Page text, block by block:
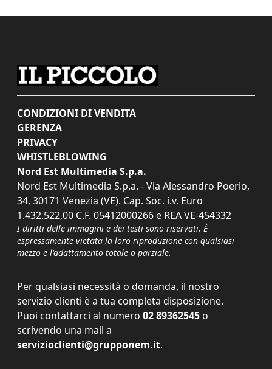
CONDIZIONI DI VENDITA
GERENZA
PRIVACY
WHISTLEBLOWING
Nord Est Multimedia S.p.a.
Nord Est Multimedia S.p.a. - Via Alessandro Poerio,
34, 30171 Venezia (VE). Cap. Soc. i.v. Euro
1.432.522,00 C.F. 05412000266 e REA VE-454332
I diritti delle immagini e dei testi sono riservati. È
espressamente vietata la loro riproduzione con qualsiasi
mezzo e l'adattamento totale o parziale.
Per qualsiasi necessità o domanda, il nostro
servizio clienti è a tua completa disposizione.
Puoi contattarci al numero 02 89362545 o
scrivendo una mail a
servizioclienti@grupponem.it.